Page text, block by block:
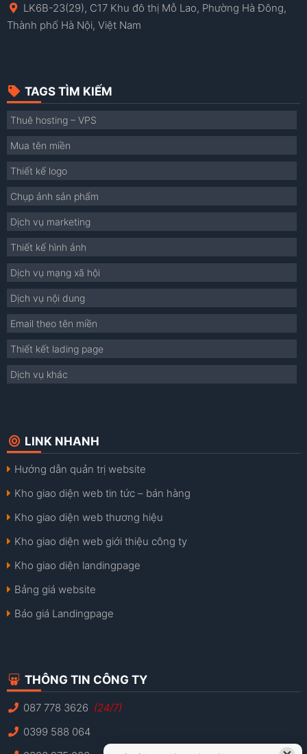
LK6B-23(29), C17 Khu đô thị Mỗ Lao, Phường Hà Đông,
Thành phố Hà Nội, Việt Nam
TAGS TÌM KIẾM
Thuê hosting – VPS
Mua tên miền
Thiết kế logo
Chụp ảnh sản phẩm
Dịch vụ marketing
Thiết kế hình ảnh
Dịch vụ mạng xã hội
Dịch vụ nội dung
Email theo tên miền
Thiết kết lading page
Dịch vụ khác
LINK NHANH
Hướng dẫn quản trị website
Kho giao diện web tin tức – bán hàng
Kho giao diện web thương hiệu
Kho giao diện web giới thiệu công ty
Kho giao diện landingpage
Bảng giá website
Báo giá Landingpage
THÔNG TIN CÔNG TY
087 778 3626 (24/7)
0399 588 064